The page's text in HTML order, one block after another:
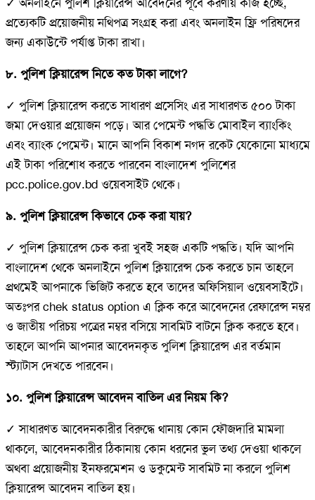
প্রত্যেকটি প্রয়োজনীয় নথিপত্র সংগ্রহ করা এবং অনলাইন ফ্রি পরিষদের
জন্য একাউন্টে পর্যাপ্ত টাকা রাখা।
৮. পুলিশ ক্লিয়ারেন্স নিতে কত টাকা লাগে?
✓ পুলিশ ক্লিয়ারেন্স করতে সাধারণ প্রসেসিং এর সাধারণত ৫০০ টাকা
জমা দেওয়ার প্রয়োজন পড়ে। আর পেমেন্ট পদ্ধতি মোবাইল ব্যাংকিং
এবং ব্যাংক পেমেন্ট। মানে আপনি বিকাশ নগদ রকেট যেকোনো মাধ্যমে
এই টাকা পরিশোধ করতে পারবেন বাংলাদেশ পুলিশের
pcc.police.gov.bd ওয়েবসাইট থেকে।
৯. পুলিশ ক্লিয়ারেন্স কিভাবে চেক করা যায়?
✓ পুলিশ ক্লিয়ারেন্স চেক করা খুবই সহজ একটি পদ্ধতি। যদি আপনি
বাংলাদেশ থেকে অনলাইনে পুলিশ ক্লিয়ারেন্স চেক করতে চান তাহলে
প্রথমেই আপনাকে ভিজিট করতে হবে তাদের অফিসিয়াল ওয়েবসাইটে।
অতঃপর chek status option এ ক্লিক করে আবেদনের রেফারেন্স নম্বর
ও জাতীয় পরিচয় পত্রের নম্বর বসিয়ে সাবমিট বাটনে ক্লিক করতে হবে।
তাহলে আপনি আপনার আবেদনকৃত পুলিশ ক্লিয়ারেন্স এর বর্তমান
স্ট্যাটাস দেখতে পারবেন।
১০. পুলিশ ক্লিয়ারেন্স আবেদন বাতিল এর নিয়ম কি?
✓ সাধারণত আবেদনকারীর বিরুদ্ধে থানায় কোন ফৌজদারি মামলা
থাকলে, আবেদনকারীর ঠিকানায় কোন ধরনের ভুল তথ্য দেওয়া থাকলে
অথবা প্রয়োজনীয় ইনফরমেশন ও ডকুমেন্ট সাবমিট না করলে পুলিশ
ক্লিয়ারেন্স আবেদন বাতিল হয়।